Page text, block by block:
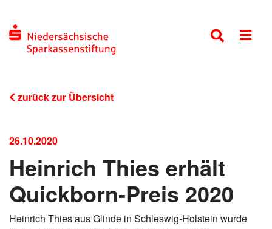
zurück zur Übersicht
26.10.2020
Heinrich Thies erhält
Quickborn-Preis 2020
Heinrich Thies aus Glinde in Schleswig-Holstein wurde